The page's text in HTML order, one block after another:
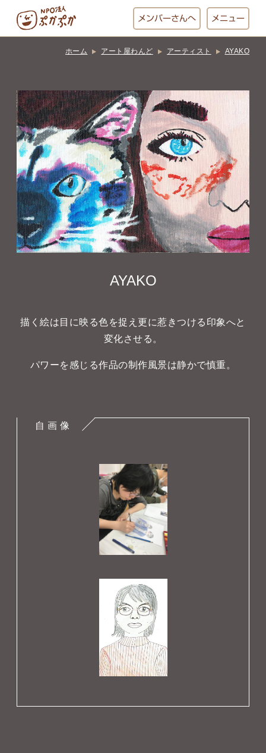
メンバーさんへ メニュー
おひさまの
台所
おかし工房
にじいろ
おひるごはん
お休み中
アート屋
わんど
お知らせ ぷかぷか日記
ホーム アート屋わんど アーティスト AYAKO
AYAKO
描く絵は目に映る色を捉え更に惹きつける印象へと
変化させる。
パワーを感じる作品の制作風景は静かで慎重。
自 画 像